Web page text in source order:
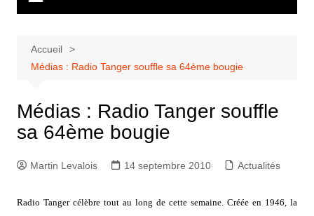
Accueil
Médias : Radio Tanger souffle sa 64ème bougie
Médias : Radio Tanger souffle
sa 64ème bougie
Martin Levalois 14 septembre 2010 Actualités
Radio Tanger célèbre tout au long de cette semaine. Créée en 1946, la